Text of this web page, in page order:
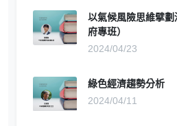
以氣候風險思維擘劃
府專班）
2024/04/23
綠色經濟趨勢分析
2024/04/11